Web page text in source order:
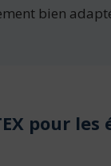
bien
pour les